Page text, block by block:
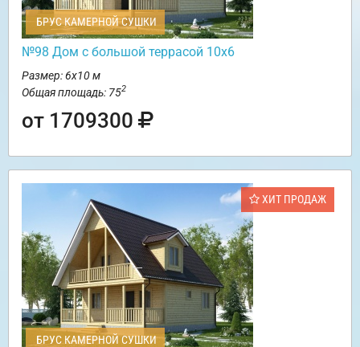
БРУС КАМЕРНОЙ СУШКИ
№98 Дом с большой террасой 10х6
Размер: 6х10 м
Общая площадь: 752
от 1709300
ХИТ ПРОДАЖ
БРУС КАМЕРНОЙ СУШКИ